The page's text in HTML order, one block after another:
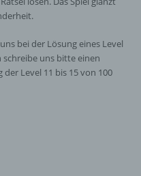
bei der Lösung eines Level
schreibe uns bitte einen
Level 11 bis 15 von 100